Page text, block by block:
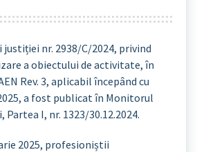
nr. 2938/C/2024, privind
a obiectului de activitate, în
Rev. 3, aplicabil începând cu
a fost publicat în Monitorul
I, nr. 1323/30.12.2024.
2025, profesioniștii